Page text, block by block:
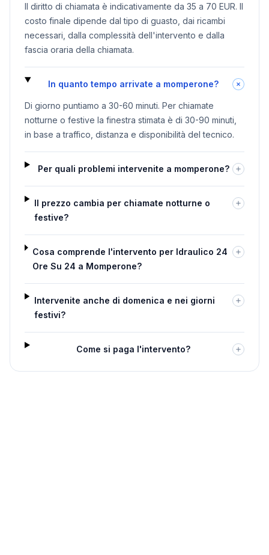
Il diritto di chiamata è indicativamente da 35 a 70 EUR. Il
costo finale dipende dal tipo di guasto, dai ricambi
necessari, dalla complessità dell'intervento e dalla
fascia oraria della chiamata.
In quanto tempo arrivate a momperone?
Di giorno puntiamo a 30-60 minuti. Per chiamate
notturne o festive la finestra stimata è di 30-90 minuti,
in base a traffico, distanza e disponibilità del tecnico.
Per quali problemi intervenite a momperone?
Il prezzo cambia per chiamate notturne o
festive?
Cosa comprende l'intervento per Idraulico 24
Ore Su 24 a Momperone?
Intervenite anche di domenica e nei giorni
festivi?
Come si paga l'intervento?